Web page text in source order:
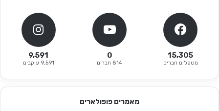
15,305
מטפלים חברים
0
814 חברים
9,591
9,591 עוקבים
מאמרים פופולארים